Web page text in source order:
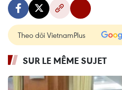
Theo dõi VietnamPlus
SUR LE MÊME SUJET